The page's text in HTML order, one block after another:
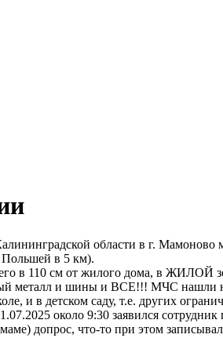
области в г. Мамоново
Польшей в 5 км).
в 110 см от жилого дома, в ЖИЛОЙ
металл и шины и ВСЕ!!! МЧС нашли
и в детском саду, т.е. других
около 9:30 заявился
допрос, что-то при этом записывал